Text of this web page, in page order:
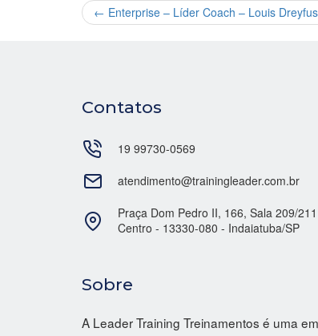
← Enterprise – Líder Coach – Louis
Contatos
19 99730-0569
atendimento@trainingleader.com.br
Praça Dom Pedro II, 166, Sala 209/
Centro - 13330-080 - Indaiatuba/SP
Sobre
A Leader Training Treinamentos é uma